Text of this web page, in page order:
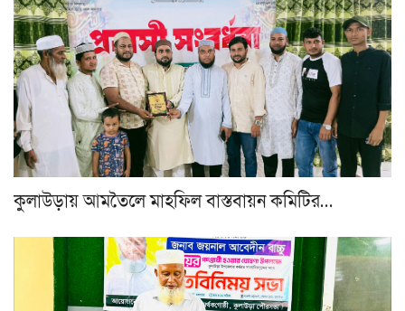
কুলাউড়ায় আমতৈলে মাহফিল বাস্তবায়ন কমিটির…